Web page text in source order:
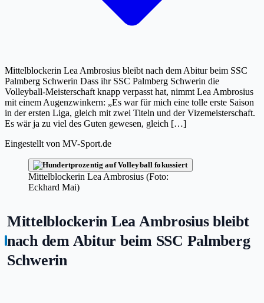
Mittelblockerin Lea Ambrosius bleibt nach dem Abitur beim SSC
Palmberg Schwerin Dass ihr SSC Palmberg Schwerin die
Volleyball-Meisterschaft knapp verpasst hat, nimmt Lea Ambrosius
mit einem Augenzwinkern: „Es war für mich eine tolle erste Saison
in der ersten Liga, gleich mit zwei Titeln und der Vizemeisterschaft.
Es wär ja zu viel des Guten gewesen, gleich […]
Eingestellt von MV-Sport.de
Mittelblockerin Lea Ambrosius (Foto:
Eckhard Mai)
Mittelblockerin Lea Ambrosius bleibt
nach dem Abitur beim SSC Palmberg
Schwerin